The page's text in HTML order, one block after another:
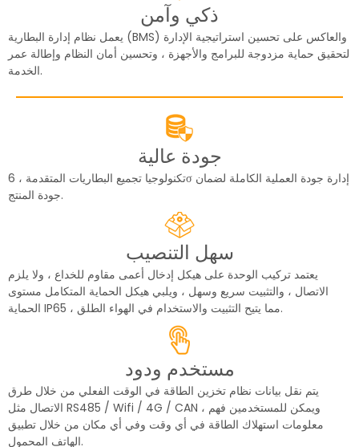
ذكي وآمن
يعمل نظام إدارة البطارية (BMS) والعاكس على تحسين استراتيجية الإدارة
لتحقيق حماية مزدوجة للبرامج والأجهزة ، وتحسين أمان النظام وإطالة عمر
الخدمة.
جودة عالية
تكنولوجيا تجميع البطاريات المتقدمة ، 6σ إدارة جودة العملية الكاملة لضمان
جودة المنتج.
سهل التنصيب
يعتمد تركيب الوحدة على هيكل إدخال أعمى مقاوم للخداع ، ولا يلزم
الاتصال ، والتثبيت سريع وسهل ، ويلبي هيكل الحماية المتكامل مستوى
الحماية IP65 ، مما يتيح التثبيت والاستخدام في الهواء الطلق.
مستخدم ودود
يتم نقل بيانات نظام تخزين الطاقة في الوقت الفعلي من خلال طرق
الاتصال مثل RS485 / Wifi / 4G / CAN ، ويمكن للمستخدمين فهم
معلومات استهلاك الطاقة في أي وقت وفي أي مكان من خلال تطبيق
الهاتف المحمول.